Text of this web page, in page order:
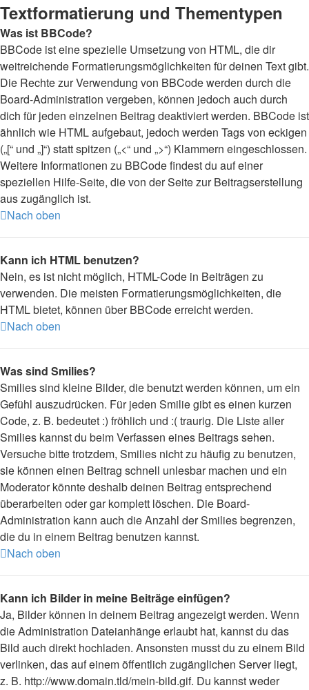
Textformatierung und Thementypen
Was ist BBCode?
BBCode ist eine spezielle Umsetzung von HTML, die dir
weitreichende Formatierungsmöglichkeiten für deinen Text gibt.
Die Rechte zur Verwendung von BBCode werden durch die
Board-Administration vergeben, können jedoch auch durch
dich für jeden einzelnen Beitrag deaktiviert werden. BBCode ist
ähnlich wie HTML aufgebaut, jedoch werden Tags von eckigen
(„[“ und „]“) statt spitzen („<“ und „>“) Klammern eingeschlossen.
Weitere Informationen zu BBCode findest du auf einer
speziellen Hilfe-Seite, die von der Seite zur Beitragserstellung
aus zugänglich ist.
Nach oben
Kann ich HTML benutzen?
Nein, es ist nicht möglich, HTML-Code in Beiträgen zu
verwenden. Die meisten Formatierungsmöglichkeiten, die
HTML bietet, können über BBCode erreicht werden.
Nach oben
Was sind Smilies?
Smilies sind kleine Bilder, die benutzt werden können, um ein
Gefühl auszudrücken. Für jeden Smilie gibt es einen kurzen
Code, z. B. bedeutet :) fröhlich und :( traurig. Die Liste aller
Smilies kannst du beim Verfassen eines Beitrags sehen.
Versuche bitte trotzdem, Smilies nicht zu häufig zu benutzen,
sie können einen Beitrag schnell unlesbar machen und ein
Moderator könnte deshalb deinen Beitrag entsprechend
überarbeiten oder gar komplett löschen. Die Board-
Administration kann auch die Anzahl der Smilies begrenzen,
die du in einem Beitrag benutzen kannst.
Nach oben
Kann ich Bilder in meine Beiträge einfügen?
Ja, Bilder können in deinem Beitrag angezeigt werden. Wenn
die Administration Dateianhänge erlaubt hat, kannst du das
Bild auch direkt hochladen. Ansonsten musst du zu einem Bild
verlinken, das auf einem öffentlich zugänglichen Server liegt,
z. B. http://www.domain.tld/mein-bild.gif. Du kannst weder